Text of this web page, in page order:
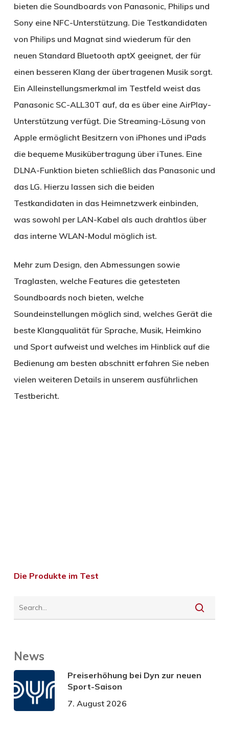
bieten die Soundboards von Panasonic, Philips und
Sony eine NFC-Unterstützung. Die Testkandidaten
von Philips und Magnat sind wiederum für den
neuen Standard Bluetooth aptX geeignet, der für
einen besseren Klang der übertragenen Musik sorgt.
Ein Alleinstellungsmerkmal im Testfeld weist das
Panasonic SC-ALL30T auf, da es über eine AirPlay-
Unterstützung verfügt. Die Streaming-Lösung von
Apple ermöglicht Besitzern von iPhones und iPads
die bequeme Musikübertragung über iTunes. Eine
DLNA-Funktion bieten schließlich das Panasonic und
das LG. Hierzu lassen sich die beiden
Testkandidaten in das Heimnetzwerk einbinden,
was sowohl per LAN-Kabel als auch drahtlos über
das interne WLAN-Modul möglich ist.
Mehr zum Design, den Abmessungen sowie
Traglasten, welche Features die getesteten
Soundboards noch bieten, welche
Soundeinstellungen möglich sind, welches Gerät die
beste Klangqualität für Sprache, Musik, Heimkino
und Sport aufweist und welches im Hinblick auf die
Bedienung am besten abschnitt erfahren Sie neben
vielen weiteren Details in unserem ausführlichen
Testbericht.
Die Produkte im Test
News
Preiserhöhung bei Dyn zur neuen
Sport-Saison
7. August 2026